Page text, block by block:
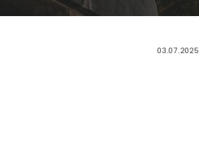
03.07.2025